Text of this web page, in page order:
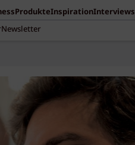
ProdukteInspirationInterviews
Newsletter